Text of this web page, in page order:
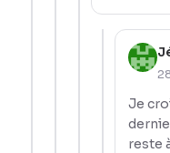
Je
reste